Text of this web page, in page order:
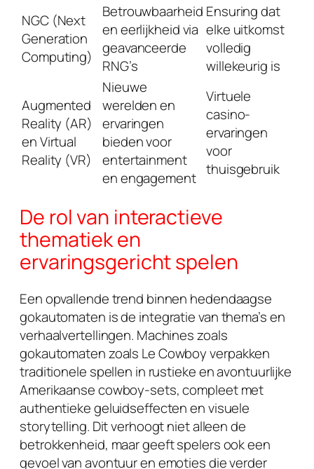
NGC (Next
Generation
Computing)
Betrouwbaarheid
en eerlijkheid via
geavanceerde
RNG’s
Ensuring dat
elke uitkomst
volledig
willekeurig is
Augmented
Reality (AR)
en Virtual
Reality (VR)
Nieuwe
werelden en
ervaringen
bieden voor
entertainment
en engagement
Virtuele
casino-
ervaringen
voor
thuisgebruik
De rol van interactieve
thematiek en
ervaringsgericht spelen
Een opvallende trend binnen hedendaagse
gokautomaten is de integratie van thema’s en
verhaalvertellingen. Machines zoals
gokautomaten zoals Le Cowboyverpakken
traditionele spellen in rustieke en avontuurlijke
Amerikaanse cowboy-sets, compleet met
authentieke geluidseffecten en visuele
storytelling. Dit verhoogt niet alleen de
betrokkenheid, maar geeft spelers ook een
gevoel van avontuur en emoties die verder